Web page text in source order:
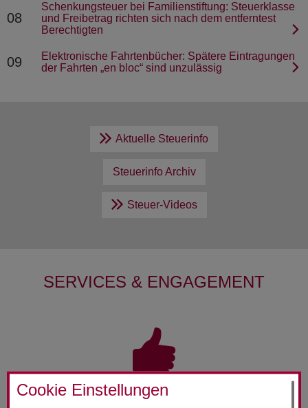
Cookie Einstellungen
08
Schenkungsteuer bei Familienstiftung: Steuerklasse
und Freibetrag richten sich nach dem entferntest
Berechtigten
09
Elektronische Fahrtenbücher: Spätere Eintragungen
der Fahrten „en bloc“ sind unzulässig
Aktuelle Steuerinfo
Steuerinfo Archiv
Steuer-Videos
SERVICES & ENGAGEMENT
RUND­UM-SORG­LOS-PAKET